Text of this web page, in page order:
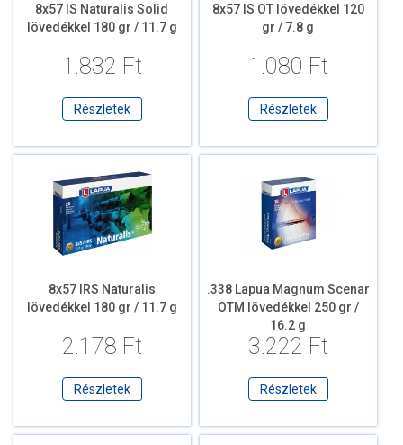
8x57 IS Naturalis Solid
lövedékkel 180 gr / 11.7 g
1.832 Ft
Részletek
8x57 IS OT lövedékkel 120
gr / 7.8 g
1.080 Ft
Részletek
8x57 IRS Naturalis
lövedékkel 180 gr / 11.7 g
2.178 Ft
Részletek
.338 Lapua Magnum Scenar
OTM lövedékkel 250 gr /
16.2 g
3.222 Ft
Részletek